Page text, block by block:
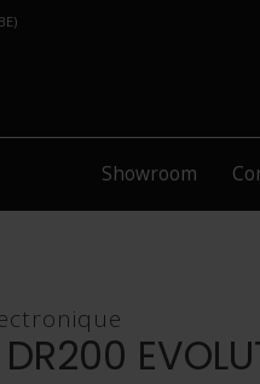
Showroom